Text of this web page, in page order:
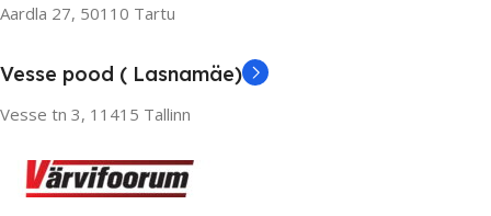
Aardla 27, 50110 Tartu
Vesse pood ( Lasnamäe)
Vesse tn 3, 11415 Tallinn